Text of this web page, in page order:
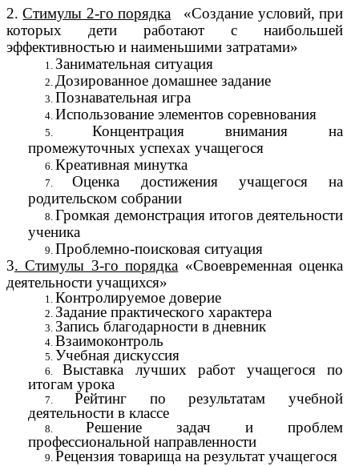
2.Стимулы 2-го порядка «Создание условий, при
которых дети работают с наибольшей
эффективностью и наименьшими затратами»
Занимательная ситуация
Дозированное домашнее задание
Познавательная игра
Использование элементов соревнования
Концентрация внимания на
промежуточных успехах учащегося
Креативная минутка
Оценка достижения учащегося на
родительском собрании
Громкая демонстрация итогов деятельности
ученика
Проблемно-поисковая ситуация
3. Стимулы 3-го порядка «Своевременная оценка
деятельности учащихся»
Контролируемое доверие
Задание практического характера
Запись благодарности в дневник
Взаимоконтроль
Учебная дискуссия
Выставка лучших работ учащегося по
итогам урока
Рейтинг по результатам учебной
деятельности в классе
Решение задач и проблем
профессиональной направленности
Рецензия товарища на результат учащегося